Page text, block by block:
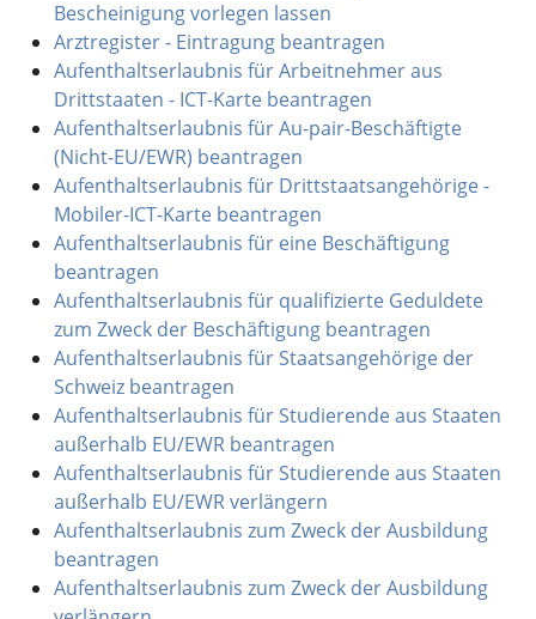
Bescheinigung vorlegen lassen
Arztregister - Eintragung beantragen
Aufenthaltserlaubnis für Arbeitnehmer aus
Drittstaaten - ICT-Karte beantragen
Aufenthaltserlaubnis für Au-pair-Beschäftigte
(Nicht-EU/EWR) beantragen
Aufenthaltserlaubnis für Drittstaatsangehörige -
Mobiler-ICT-Karte beantragen
Aufenthaltserlaubnis für eine Beschäftigung
beantragen
Aufenthaltserlaubnis für qualifizierte Geduldete
zum Zweck der Beschäftigung beantragen
Aufenthaltserlaubnis für Staatsangehörige der
Schweiz beantragen
Aufenthaltserlaubnis für Studierende aus Staaten
außerhalb EU/EWR beantragen
Aufenthaltserlaubnis für Studierende aus Staaten
außerhalb EU/EWR verlängern
Aufenthaltserlaubnis zum Zweck der Ausbildung
beantragen
Aufenthaltserlaubnis zum Zweck der Ausbildung